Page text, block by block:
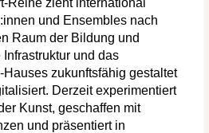
Reihe zieht international
und Ensembles nach
Raum der Bildung und
Infrastruktur und das
zukunftsfähig gestaltet
Derzeit experimentiert
Kunst, geschaffen mit
und präsentiert in